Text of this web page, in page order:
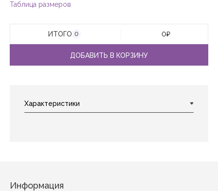
Таблица размеров
ИТОГО 0 0₽
ДОБАВИТЬ В КОРЗИНУ
Информация